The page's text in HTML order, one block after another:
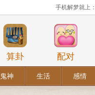
手机解梦就上：
算卦 配对
鬼神 生活 感情